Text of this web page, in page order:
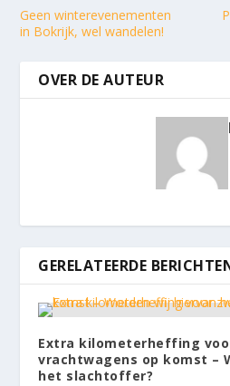
Geen winterevenementen
in Bokrijk, wel wandelen!
OVER DE AUTEUR
GERELATEERDE
Extra kilometerheffing
vrachtwagens op komst –
het slachtoffer?